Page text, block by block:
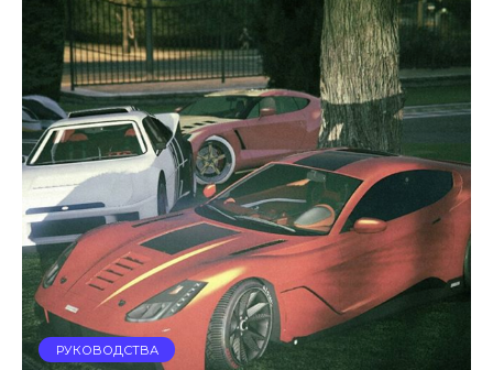
РУКОВОДСТВА